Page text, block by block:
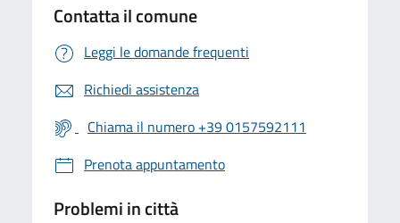
Contatta il comune
Leggi le domande frequenti
Richiedi assistenza
Chiama il numero +39 0157592111
Prenota appuntamento
Problemi in città